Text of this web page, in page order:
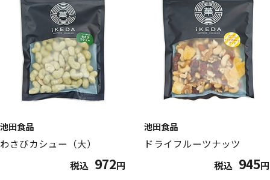
池田食品
わさびカシュー（大）
税込 972円
池田食品
ドライフルーツナッツ
税込 945円